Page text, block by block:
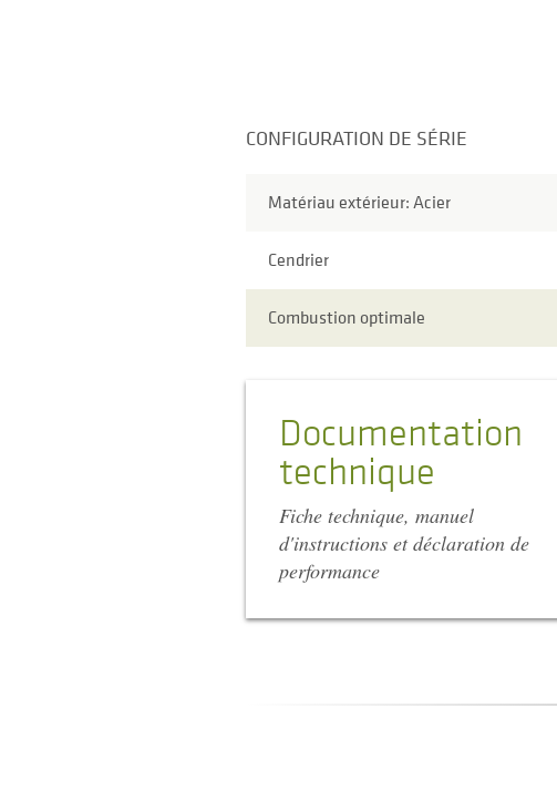
CONFIGURATION DE SÉRIE
Matériau extérieur: Acier
Cendrier
Combustion optimale
Documentation
technique
Fiche technique, manuel
d'instructions et déclaration de
performance